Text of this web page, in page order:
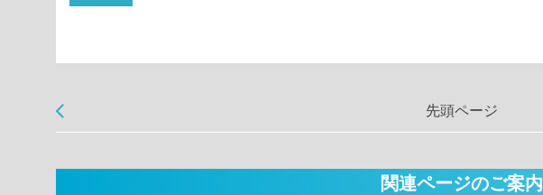
先頭ページ
関連ページのご案内